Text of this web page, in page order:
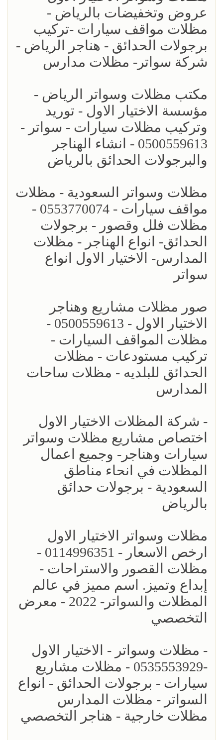
عروض وتخفيضات بالرياض -
مظلات مواقف سيارات -تركيب
برجولات الحدائق - هناجر الرياض -
شركة سواتر- مظلات مدارس
مكتب مظلات وسواتر الرياض -
مؤسسة الاختيار الاول - توريد
وتركيب مظلات سيارات - سواتر -
0500559613 - انشاء الهناجر
والبرجولات الحدائق بالرياض
مظلات وسواتر السعودية - مظلات
مواقف سيارات - 0553770074 -
مظلات فلل وقصور - برجولات
الحدائق- انواع الهناجر - مظلات
المدارس- الاختيار الاول انواع
سواتر
صور مظلات مشاريع وهناجر
الاختيار الاول - 0500559613 -
مظلات المواقف السيارات -
تركيب مستودعات - مظلات
الحدائق للبلديه - مظلات ساحات
المدارس
- شركة المظلات الاختيار الاول
اختصاص مشاريع مظلات وسواتر
سيارات وهناجر- وجميع اعمال
المظلات في انحاء مناطق
السعودية - برجولات حدائق
بالرياض
مظلات وسواتر الاختيار الاول
ارخص الاسعار - 0114996351 -
مظلات القصور والاستراحات -
إبداع وتميز. اسم مميز في عالم
المظلات والسواتر- 2022 - معرض
التخصصي
- مظلات وسواتر - الاختيار الاول
-0535553929 - مظلات مشاريع
سيارات - برجولات الحدائق - انواع
السواتر - مظلات المدارس
مظلات خارجية - هناجر التخصصي